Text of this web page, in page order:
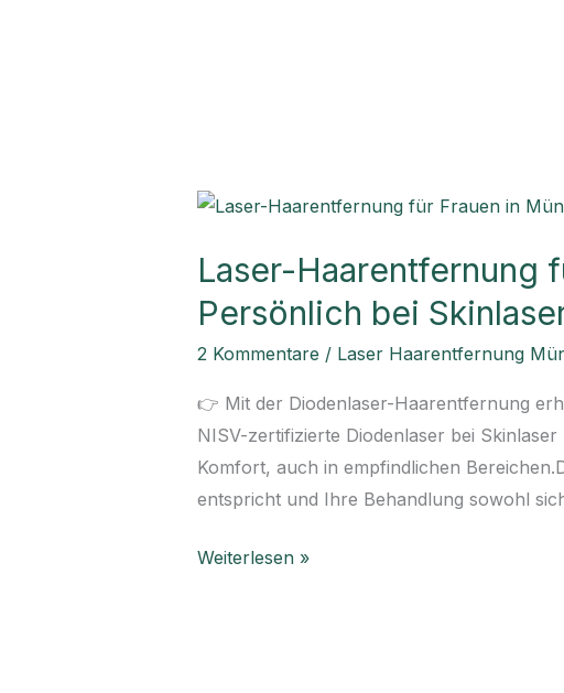
Laser-Haarentfernung
Persönlich bei
2 Kommentare / Laser Haarentfernung
👉 Mit der Diodenlaser-Haarentfernung
NISV-zertifizierte Diodenlaser bei
Komfort, auch in empfindlichen
entspricht und Ihre Behandlung sowohl
Laser-
für
Frauen
in
München
–
Sanft,
Sicher
&
bei
Weiterlesen »